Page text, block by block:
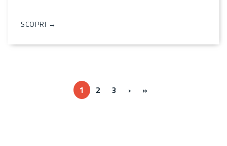
SCOPRI →
1 2 3 ››› »